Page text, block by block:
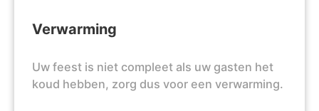
Verwarming
Uw feest is niet compleet als uw gasten het
koud hebben, zorg dus voor een verwarming.